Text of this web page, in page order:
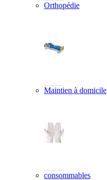
Orthopédie
Maintien à domicile
consommables